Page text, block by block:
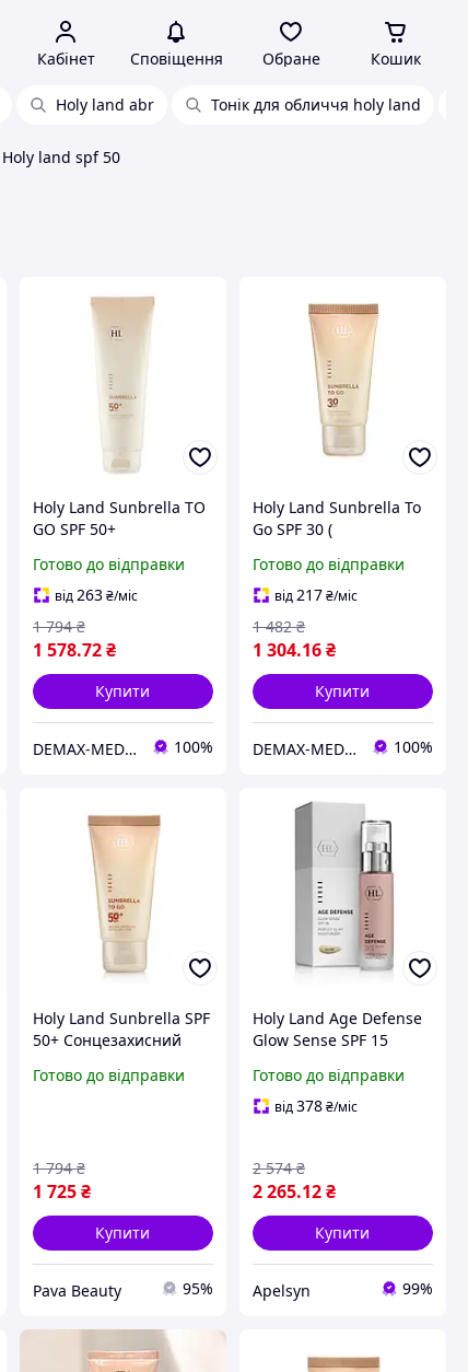
Кабінет Сповіщення Обране Кошик
Holy land abr Тонік для обличчя holy land
Holy land spf 50
Holy Land Sunbrella TO
GO SPF 50+
сонцезахисний крем у
зручному форматі
Готово до відправки
від263 ₴/міс
1 578.72 ₴
1 794 ₴
Купити
DEMAX-MEDICARE 100%
Holy Land Sunbrella To
Go SPF 30 (
50мл
Готово до відправки
від217₴/міс
1 304.16₴
1 482 ₴
Купити
DEMAX-MEDICARE 100%
Holy Land Sunbrella SPF
50+ Сонцезахисний
Готово до відправки
1 725 ₴
1 794 ₴
Купити
Pava Beauty 95%
Holy Land Age Defense
Glow Sense SPF 15
(Зволожуючий крем з
декор. ефектом SPF 15)
Готово до відправки
від378₴/міс
2 265.12₴
2 574 ₴
Купити
Apelsyn 99%